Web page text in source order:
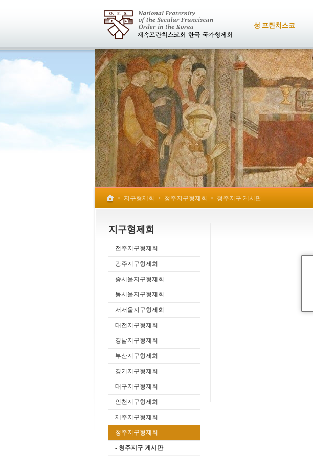
성 프란치스코
> 지구형제회 > 청주지구형제회 > 청주지구 게시판
지구형제회
전주지구형제회
광주지구형제회
중서울지구형제회
동서울지구형제회
서서울지구형제회
대전지구형제회
경남지구형제회
부산지구형제회
경기지구형제회
대구지구형제회
인천지구형제회
제주지구형제회
청주지구형제회
- 청주지구 게시판